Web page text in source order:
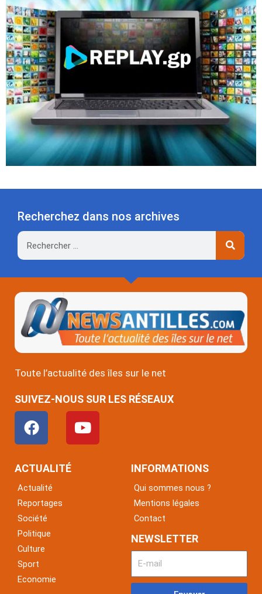
Recherchez dans nos archives
Rechercher
Toute l’actualité des îles sur le net
SUIVEZ-NOUS SUR LES RÉSEAUX
F
a
c
e
o
o
k
Y
o
u
ACTUALITÉ
Actualité
Reportages
Société
Politique
Culture
Sport
Economie
INFORMATIONS
Qui sommes nous ?
Mentions légales
Contact
NEWSLETTER